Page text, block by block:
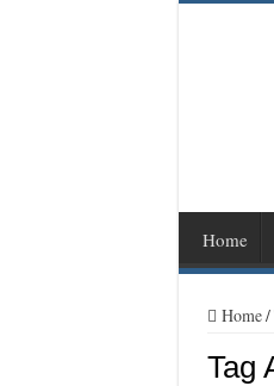
Home
Home/
Tag